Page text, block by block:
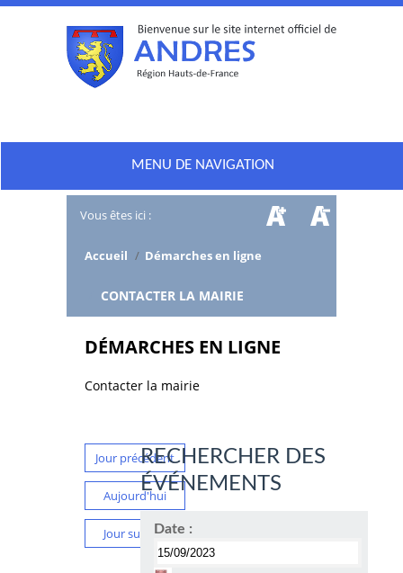
MENU DE NAVIGATION
Vous êtes ici :
Accueil / Démarches en ligne
CONTACTER LA MAIRIE
DÉMARCHES EN LIGNE
Contacter la mairie
Jour précédent
Aujourd'hui
Jour suivant
RECHERCHER DES
ÉVÉNEMENTS
Date :